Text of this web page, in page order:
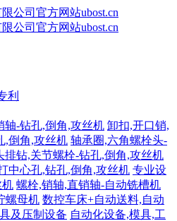
利
轴-钻孔,倒角,攻丝机 卸扣,开口销,
,倒角,攻丝机 轴承圈,六角螺栓头-
排钻,关节螺栓-钻孔,倒角,攻丝机
中心孔,钻孔,倒角,攻丝机 专业设
机 螺栓,销轴,直销轴-自动铣槽机
螺母机 数控车床+自动送料,自动
及压制设备 自动化设备,模具,工